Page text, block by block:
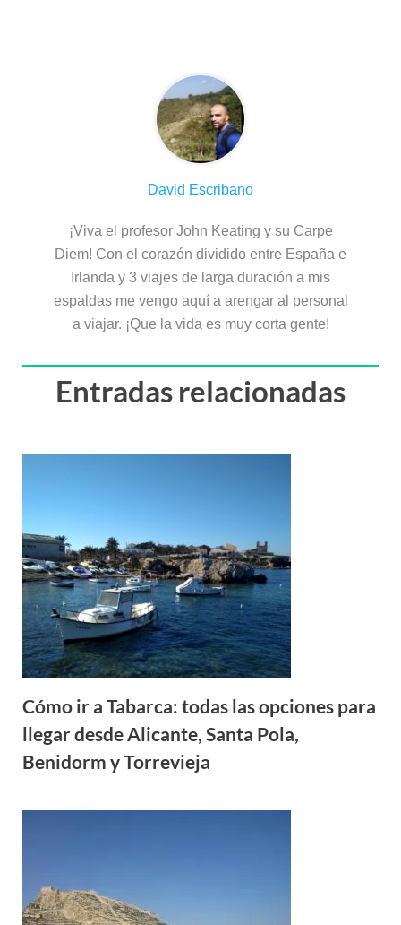
David Escribano
¡Viva el profesor John Keating y su Carpe
Diem! Con el corazón dividido entre España e
Irlanda y 3 viajes de larga duración a mis
espaldas me vengo aquí a arengar al personal
a viajar. ¡Que la vida es muy corta gente!
Entradas relacionadas
Cómo ir a Tabarca: todas las opciones para
llegar desde Alicante, Santa Pola,
Benidorm y Torrevieja